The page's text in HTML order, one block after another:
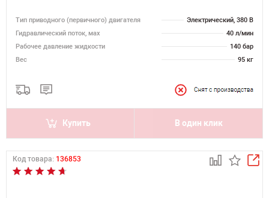
Тип приводного (первичного) двигателя
Электрический, 380 В
Гидравлический поток, мах
40 л/мин
Рабочее давление жидкости
140 бар
Вес
95 кг
Купить В один клик
Код товара: 136853